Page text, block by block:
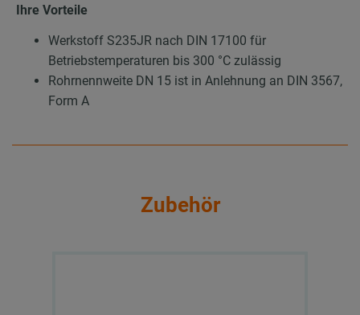
Ihre Vorteile
Werkstoff S235JR nach DIN 17100 für
Betriebstemperaturen bis 300 °C zulässig
Rohrnennweite DN 15 ist in Anlehnung an DIN 3567,
Form A
Zubehör